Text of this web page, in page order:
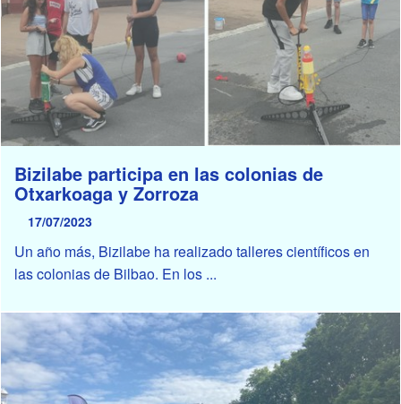
Bizilabe participa en las colonias de
Otxarkoaga y Zorroza
17/07/2023
Un año más, Bizilabe ha realizado talleres científicos en
las colonias de Bilbao. En los ...